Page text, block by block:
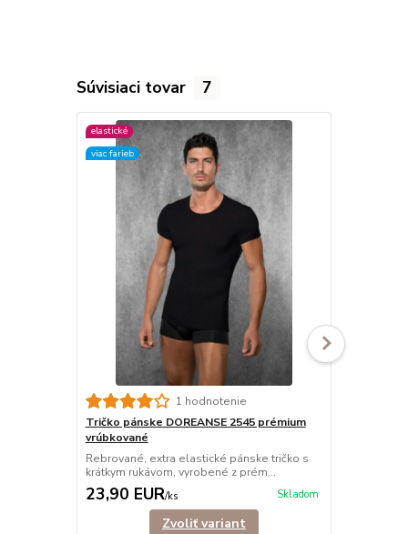
Súvisiaci tovar 7
elastické
viac farieb
1 hodnotenie
Tričko pánske DOREANSE 2545 prémium
vrúbkované
Rebrované, extra elastické pánske tričko s
krátkym rukávom, vyrobené z prém...
23,90 EUR/ks Skladom
Zvoliť variant